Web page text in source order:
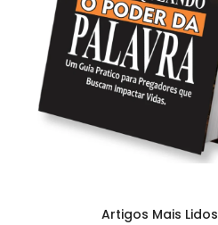
Artigos Mais Lidos